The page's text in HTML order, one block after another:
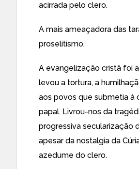
acirrada pelo clero.
A mais ameaçadora das
proselitismo.
A evangelização cristã foi
levou a tortura, a
aos povos que submetia à
papal. Livrou-nos da
progressiva secularização
apesar da nostalgia da
azedume do clero.